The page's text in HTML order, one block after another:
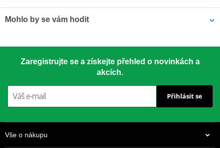
Mohlo by se vám hodit
Zaregistrujte se a získejte přehled o novinkách a
akcích.
Přihlásit se
Vše o nákupu